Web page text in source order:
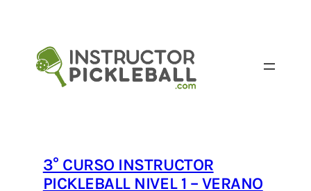
contenido
3° CURSO INSTRUCTOR
PICKLEBALL NIVEL 1 – VERANO